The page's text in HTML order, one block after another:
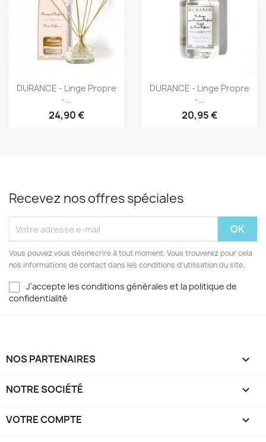
Aperçu rapide
DURANCE - Linge Propre
-...
24,90 €
Aperçu rapide
DURANCE - Linge Propre
-...
20,95 €
Recevez nos offres spéciales
Vous pouvez vous désinscrire à tout moment. Vous trouverez pour cela
nos informations de contact dans les conditions d'utilisation du site.
J'accepte les conditions générales et la politique de
confidentialité
NOS PARTENAIRES 
NOTRE SOCIÉTÉ 
VOTRE COMPTE 